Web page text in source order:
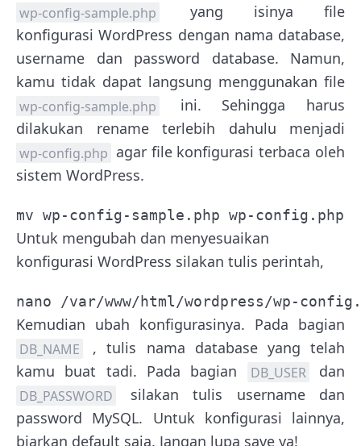
wp-config-sample.php
yang isinya file
konfigurasi WordPress dengan nama database,
username dan password database. Namun,
kamu tidak dapat langsung menggunakan file
wp-config-sample.php
ini. Sehingga harus
dilakukan rename terlebih dahulu menjadi
wp-config.php agar file konfigurasi terbaca oleh
sistem WordPress.
mv wp-config-sample.php wp-config.php
Untuk mengubah dan menyesuaikan
konfigurasi WordPress silakan tulis perintah,
nano /var/www/html/wordpress/wp-
Kemudian ubah konfigurasinya. Pada bagian
DB_NAME
, tulis nama database yang telah
kamu buat tadi. Pada bagian
DB_USER dan
DB_PASSWORD
silakan tulis username dan
password MySQL. Untuk konfigurasi lainnya,
biarkan default saja. Jangan lupa save ya!